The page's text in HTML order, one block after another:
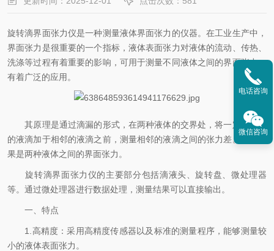
旋转滴界面张力仪是一种测量液体界面张力的仪器。在工业生产中，
界面张力是很重要的一个指标，液体表面张力对液体的流动、传热、
洗涤等过程有着重要的影响，可用于测量不同液体之间的界面张力，
有着广泛的应用。
其原理是通过滴漏的形式，在两种液体的交界处，将一定的容积
的液滴加于相邻的液滴之前，测量相邻的液滴之间的张力差。测量结
果是两种液体之间的界面张力。
旋转滴界面张力仪的主要部分包括滴液头、旋转盘、微处理器
等。通过微处理器进行数据处理，测量结果可以直接输出。
一、特点
1.高精度：采用高精度传感器以及标准的测量程序，能够测量较
小的液体表面张力。
电话咨询
微信咨询